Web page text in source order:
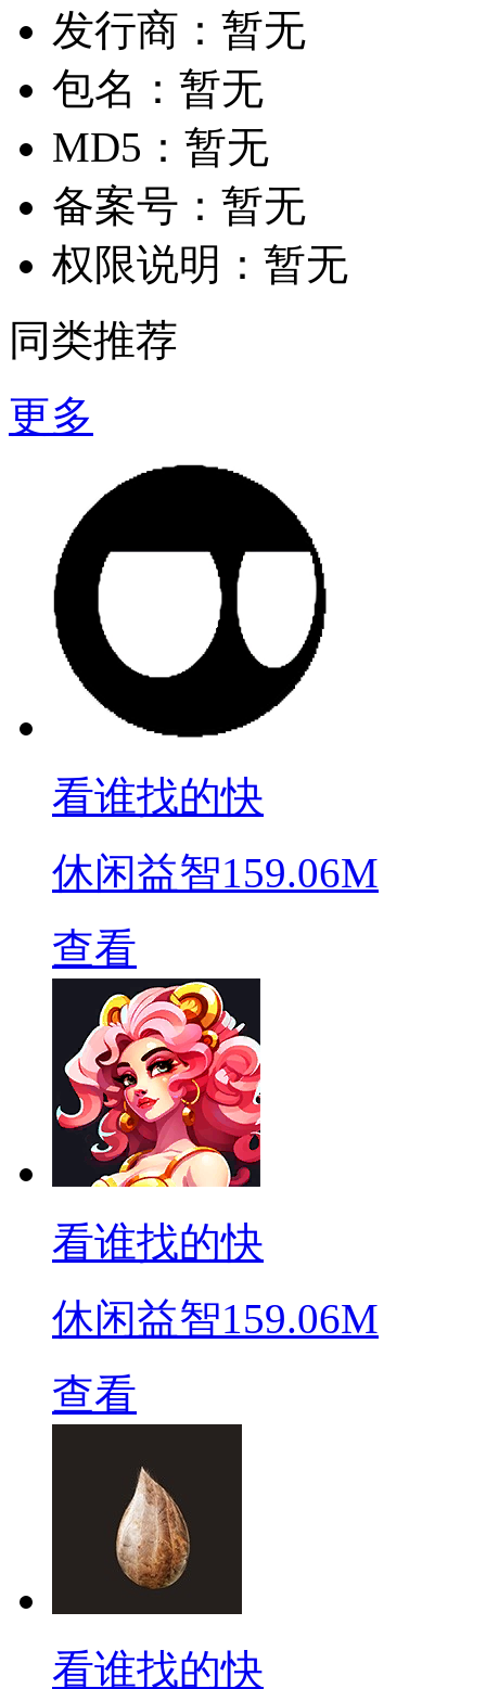
发行商： 暂无
包名： 暂无
MD5： 暂无
备案号： 暂无
权限说明： 暂无
同类推荐
更多
看谁找的快
休闲益智159.06M
查看
看谁找的快
休闲益智159.06M
查看
看谁找的快